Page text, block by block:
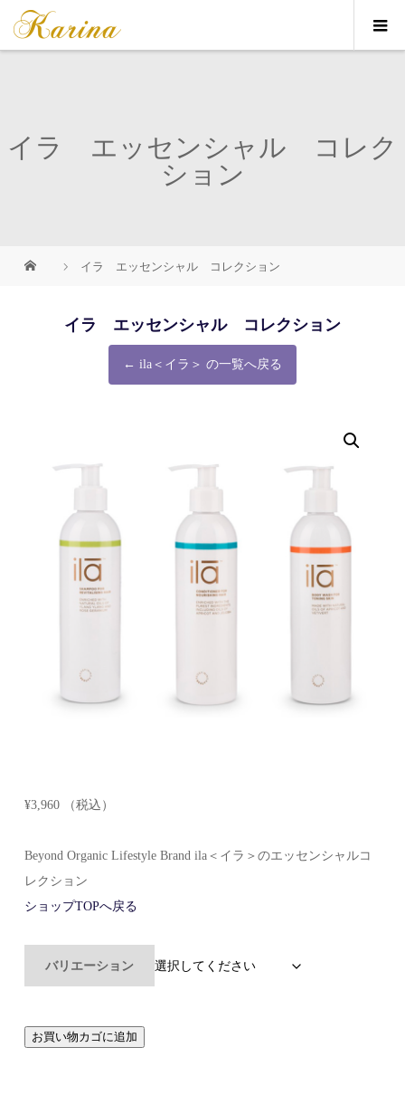
イラ エッセンシャル コレク
ション
イラ エッセンシャル コレクション
イラ エッセンシャル コレクション
← ila＜イラ＞ の一覧へ戻る
¥3,960 （税込）
Beyond Organic Lifestyle Brand ila＜イラ＞のエッセンシャルコ
レクション
ショップTOPへ戻る
バリエーション
エ
ッお買い物カゴに追加